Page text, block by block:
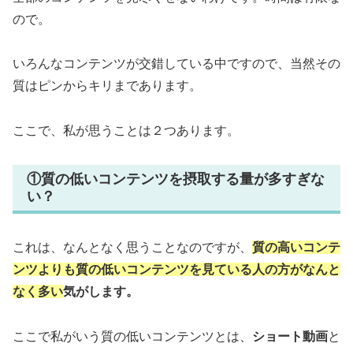
ので。
いろんなコンテンツが交錯している中ですので、当然その
質はピンからキリまであります。
ここで、私が思うことは２つあります。
①質の低いコンテンツを摂取する量が多すぎな
い？
これは、なんとなく思うことなのですが、 質の高いコンテ
ンツよりも質の低いコンテンツを見ている人の方がなんと
なく多い気がします。
ここで私がいう質の低いコンテンツとは、 ショート動画と